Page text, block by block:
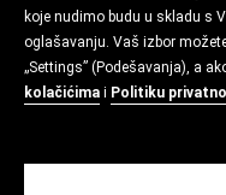
koje nudimo budu u skladu s
oglašavanju. Vaš izbor
„Settings” (Podešavanja), a
kolačićima i Politiku